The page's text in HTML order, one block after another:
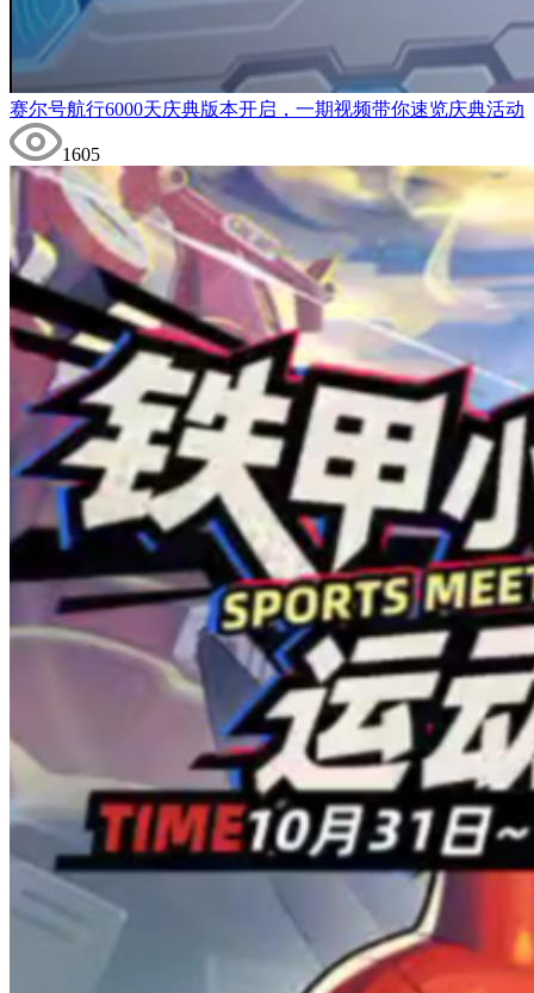
赛尔号航行6000天庆典版本开启，一期视频带你速览庆典活动
1605